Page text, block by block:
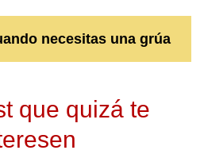
necesitas una grúa
que quizá te